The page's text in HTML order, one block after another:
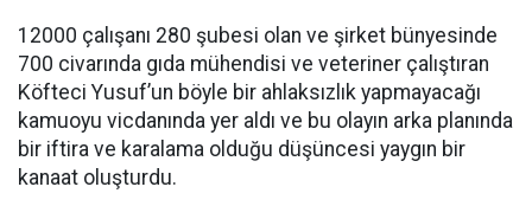
12000 çalışanı 280 şubesi olan ve şirket bünyesinde
700 civarında gıda mühendisi ve veteriner çalıştıran
Köfteci Yusuf’un böyle bir ahlaksızlık yapmayacağı
kamuoyu vicdanında yer aldı ve bu olayın arka planında
bir iftira ve karalama olduğu düşüncesi yaygın bir
kanaat oluşturdu.